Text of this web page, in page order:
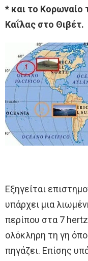
* και το Κορωναίο
Καΐλας στο Θιβέτ.
Εξηγείται
υπάρχει μια
περίπου στα 7
ολόκληρη τη γη
πηγάζει. Επίσης